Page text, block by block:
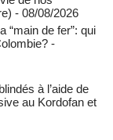
- 08/08/2026
“main de fer”: qui
-
à l’aide de
au Kordofan et